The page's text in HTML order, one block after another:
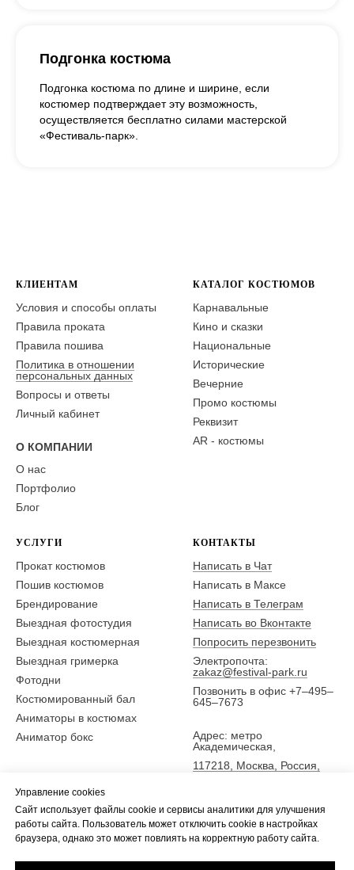
Подгонка костюма
Подгонка костюма по длине и ширине, если
костюмер подтверждает эту возможность,
осуществляется бесплатно силами мастерской
«Фестиваль-парк».
КЛИЕНТАМ
Условия и способы оплаты
Правила проката
Правила пошива
Политика в отношении
персональных данных
Вопросы и ответы
Личный кабинет
О КОМПАНИИ
О нас
Портфолио
Блог
КАТАЛОГ КОСТЮМОВ
Карнавальные
Кино и сказки
Национальные
Исторические
Вечерние
Промо костюмы
Реквизит
AR - костюмы
УСЛУГИ
Прокат костюмов
Пошив костюмов
Брендирование
Выездная фотостудия
Выездная костюмерная
Выездная гримерка
Фотодни
Костюмированный бал
Аниматоры в костюмах
Аниматор бокс
КОНТАКТЫ
Написать в Чат
Написать в Максе
Написать в Телеграм
Написать во Вконтакте
Попросить перезвонить
Электропочта:
zakaz@festival-park.ru
Позвонить в офис +7–495–
645–7673
Адрес: метро
Академическая,
117218, Москва, Россия,
5 эт., офис Фестиваль-парк
Управление cookies
Сайт использует файлы cookie и сервисы аналитики для улучшения
работы сайта. Пользователь может отключить cookie в настройках
браузера, однако это может повлиять на корректную работу сайта.